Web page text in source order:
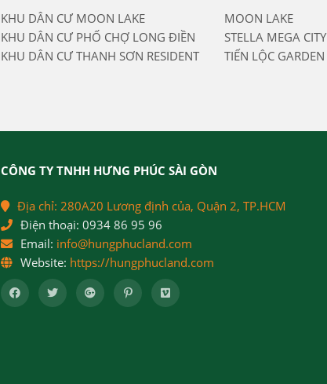
KHU DÂN CƯ MOON LAKE
KHU DÂN CƯ PHỐ CHỢ LONG ĐIỀN
KHU DÂN CƯ THANH SƠN RESIDENT
MOON LAKE
STELLA MEGA CITY
TIẾN LỘC GARDEN
CÔNG TY TNHH HƯNG PHÚC SÀI GÒN
Địa chỉ: 280A20 Lương định của, Quận 2, TP.HCM
Điện thoại: 0934 86 95 96
Email: info@hungphucland.com
Website: https://hungphucland.com